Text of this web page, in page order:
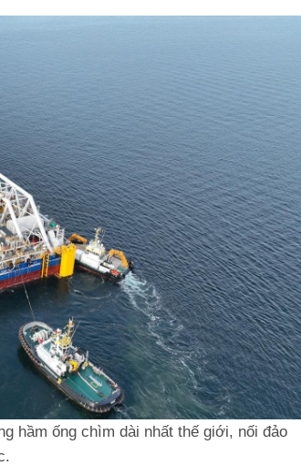
hầm ống chìm dài nhất thế giới, nối đảo